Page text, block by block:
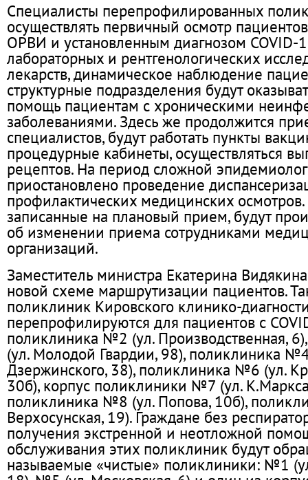
Специалисты перепрофилированных
осуществлять первичный осмотр
ОРВИ и установленным диагнозом COVID-
лабораторных и рентгенологических
лекарств, динамическое наблюдение
структурные подразделения будут
помощь пациентам с хроническими
заболеваниями. Здесь же продолжится
специалистов, будут работать пункты
процедурные кабинеты, осуществляться
рецептов. На период сложной
приостановлено проведение
профилактических медицинских
записанные на плановый прием, будут
об изменении приема сотрудниками
организаций.
Заместитель министра Екатерина
новой схеме маршрутизации пациентов.
поликлиник Кировского клинико-
перепрофилируются для пациентов с
поликлиника №2 (ул. Производственная,
(ул. Молодой Гвардии, 98), поликлиника
Дзержинского, 38), поликлиника №6 (ул.
30б), корпус поликлиники №7 (ул.
поликлиника №8 (ул. Попова, 10б),
Верхосунская, 19). Граждане без
получения экстренной и неотложной
обслуживания этих поликлиник будут
называемые «чистые» поликлиники: №1